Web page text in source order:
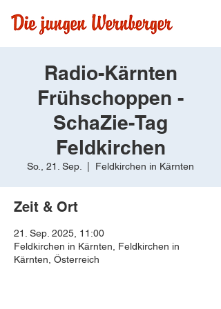
Radio-Kärnten
Frühschoppen -
SchaZie-Tag
Feldkirchen
So., 21. Sep. Feldkirchen in Kärnten
Zeit & Ort
21. Sep. 2025, 11:00
Feldkirchen in Kärnten, Feldkirchen in
Kärnten, Österreich